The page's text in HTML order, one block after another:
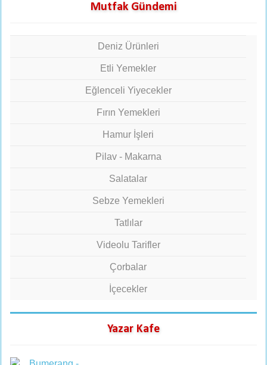
Mutfak Gündemi
Deniz Ürünleri
Etli Yemekler
Eğlenceli Yiyecekler
Fırın Yemekleri
Hamur İşleri
Pilav - Makarna
Salatalar
Sebze Yemekleri
Tatlılar
Videolu Tarifler
Çorbalar
İçecekler
Yazar Kafe